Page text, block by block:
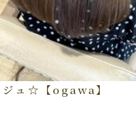
ジュ☆【ogawa】